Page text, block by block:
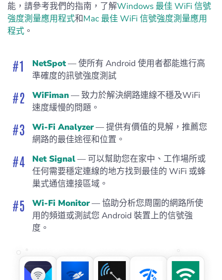
能，請參考我們的指南，了解Windows 最佳 WiFi 信號
強度測量應用程式和Mac 最佳 WiFi 信號強度測量應用
程式 。
NetSpot— 使所有 Android 使用者都能進行高
準確度的訊號強度測試
WiFiman— 致力於解決網路連線不穩及WiFi
速度緩慢的問題。
Wi-Fi Analyzer— 提供有價值的見解，推薦您
網路的最佳途徑和位置。
Net Signal— 可以幫助您在家中、工作場所或
任何需要穩定連線的地方找到最佳的 WiFi 或蜂
巢式通信連接區域。
Wi-Fi Monitor— 協助分析您周圍的網路所使
用的頻道或測試您 Android 裝置上的信號強
度。